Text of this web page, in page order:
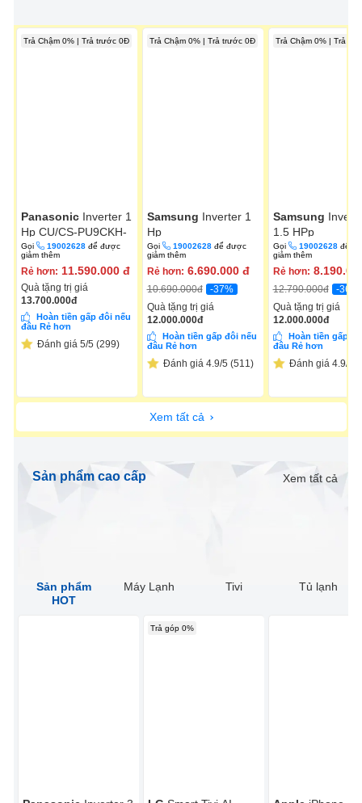
Trả Chậm 0% | Trả trước 0Đ
Panasonic Inverter 1
Hp CU/CS-PU9CKH-
8D
Gọi 19002628để được
giảm thêm
Rẻ hơn: 11.590.000 đ
Quà tặng trị giá
13.700.000đ
Hoàn tiền gấp đôi nếu
đâu Rẻ hơn
Đánh giá 5/5 (299)
Trả Chậm 0% | Trả trước 0Đ
Samsung Inverter 1
Hp
AR10DYHZAWKNSV
Gọi 19002628để được
giảm thêm
Rẻ hơn: 6.690.000 đ
10.690.000đ
-37%
Quà tặng trị giá
12.000.000đ
Hoàn tiền gấp đôi nếu
đâu Rẻ hơn
Đánh giá 4.9/5 (511)
Trả Chậm 0% | Trả
Samsung
1.5 HPp
Gọi 19002628để
giảm thêm
Rẻ hơn:
12.790.000đ
-36%
Quà tặng trị giá
12.000.000đ
Hoàn tiền gấp
đâu Rẻ hơn
Đánh giá 4.9/5
Xem tất cả
Sản phẩm cao cấp
Sản phẩm
HOT
Máy Lạnh Tivi Tủ lạnh
Xem tất cả
Trả góp 0%